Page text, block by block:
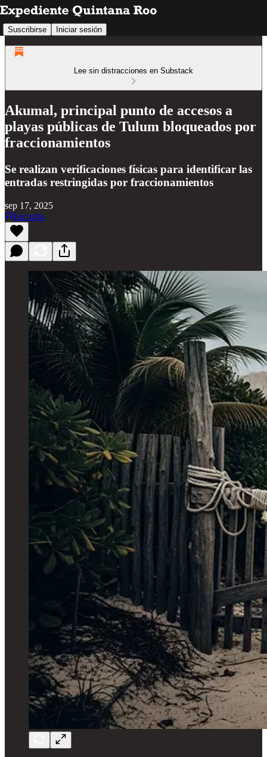
Suscribirse Iniciar sesión
Lee sin distracciones en Substack
Akumal, principal punto de accesos a
playas públicas de Tulum bloqueados por
fraccionamientos
Se realizan verificaciones físicas para identificar las
entradas restringidas por fraccionamientos
sep 17, 2025
Escucha